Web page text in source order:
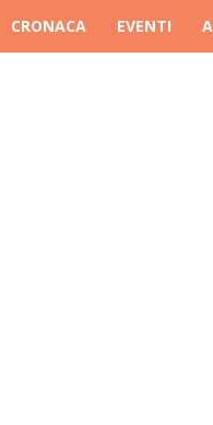
CRONACA EVENTI